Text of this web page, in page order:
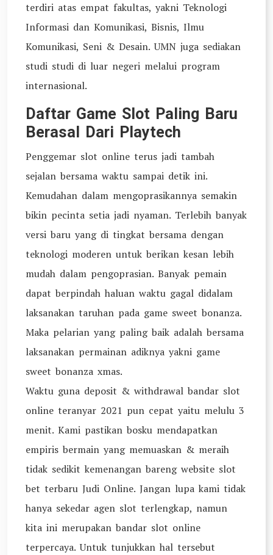
terdiri atas empat fakultas, yakni Teknologi
Informasi dan Komunikasi, Bisnis, Ilmu
Komunikasi, Seni & Desain. UMN juga sediakan
studi studi di luar negeri melalui program
internasional.
Daftar Game Slot Paling Baru
Berasal Dari Playtech
Penggemar slot online terus jadi tambah
sejalan bersama waktu sampai detik ini.
Kemudahan dalam mengoprasikannya semakin
bikin pecinta setia jadi nyaman. Terlebih banyak
versi baru yang di tingkat bersama dengan
teknologi moderen untuk berikan kesan lebih
mudah dalam pengoprasian. Banyak pemain
dapat berpindah haluan waktu gagal didalam
laksanakan taruhan pada game sweet bonanza.
Maka pelarian yang paling baik adalah bersama
laksanakan permainan adiknya yakni game
sweet bonanza xmas.
Waktu guna deposit & withdrawal bandar slot
online teranyar 2021 pun cepat yaitu melulu 3
menit. Kami pastikan bosku mendapatkan
empiris bermain yang memuaskan & meraih
tidak sedikit kemenangan bareng website slot
bet terbaru Judi Online. Jangan lupa kami tidak
hanya sekedar agen slot terlengkap, namun
kita ini merupakan bandar slot online
terpercaya. Untuk tunjukkan hal tersebut